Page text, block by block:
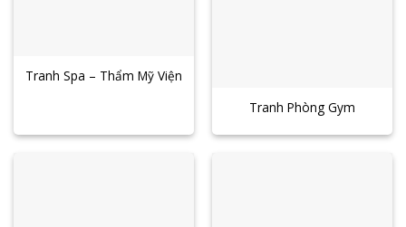
Tranh Spa – Thẩm Mỹ Viện
Tranh Phòng Gym